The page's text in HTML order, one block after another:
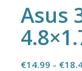
Asus
€14.99 - €